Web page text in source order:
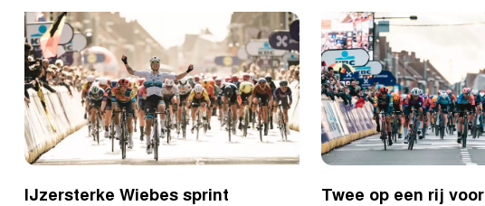
IJzersterke Wiebes sprint
Twee op een rij voor